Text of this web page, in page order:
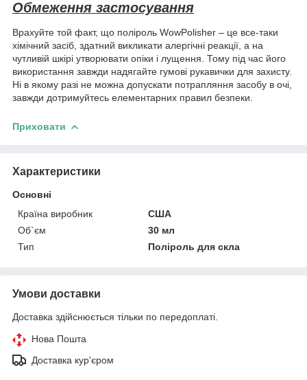
Обмеження застосування
Врахуйте той факт, що поліроль WowPolisher – це все-таки
хімічний засіб, здатний викликати алергічні реакції, а на
чутливій шкірі утворювати опіки і лущення. Тому під час його
використання завжди надягайте гумові рукавички для захисту.
Ні в якому разі не можна допускати потрапляння засобу в очі,
завжди дотримуйтесь елементарних правил безпеки.
Приховати
Характеристики
Основні
Країна виробник
США
Об`єм
30 мл
Тип
Поліроль для скла
Умови доставки
Доставка здійснюється тільки по передоплаті.
Нова Пошта
Доставка кур'єром